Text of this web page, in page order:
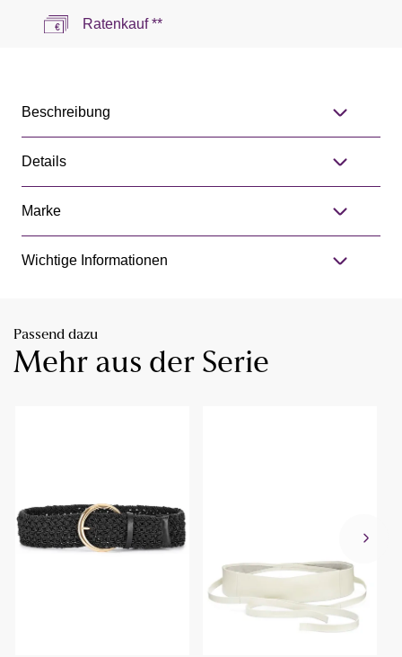
Ratenkauf **
Beschreibung
Details
Marke
Wichtige Informationen
Passend dazu
Mehr aus der Serie